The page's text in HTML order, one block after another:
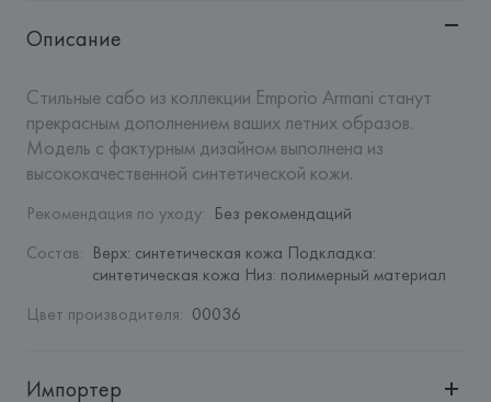
Описание
Стильные сабо из коллекции Emporio Armani станут
прекрасным дополнением ваших летних образов.
Модель с фактурным дизайном выполнена из
высококачественной синтетической кожи.
Рекомендация по уходу: Без рекомендаций
Состав: Верх: синтетическая кожа Подкладка:
синтетическая кожа Низ: полимерный материал
Цвет производителя: 00036
Импортер